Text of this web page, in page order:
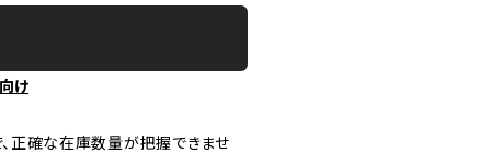
け
正確な在庫数量が把握できませ